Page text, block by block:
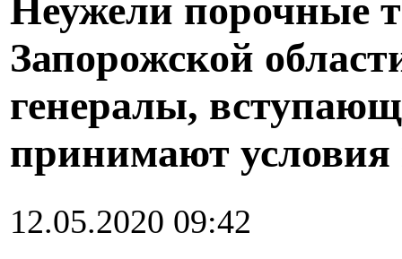
Неужели порочные
Запорожской
генералы,
принимают
12.05.2020 09:42